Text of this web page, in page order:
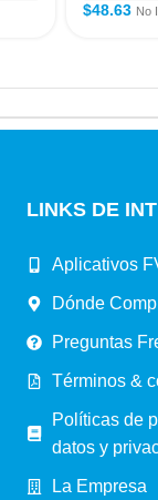
$48.63 No
LINKS DE
Aplicativos
Dónde
Preguntas
Términos &
Políticas de
datos y
La Empresa